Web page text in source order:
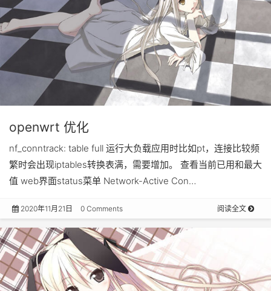
openwrt 优化
nf_conntrack: table full 运行大负载应用时比如pt，连接比较频
繁时会出现iptables转换表满，需要增加。 查看当前已用和最大
值 web界面status菜单 Network-Active Con…
2020年11月21日 0 Comments 阅读全文